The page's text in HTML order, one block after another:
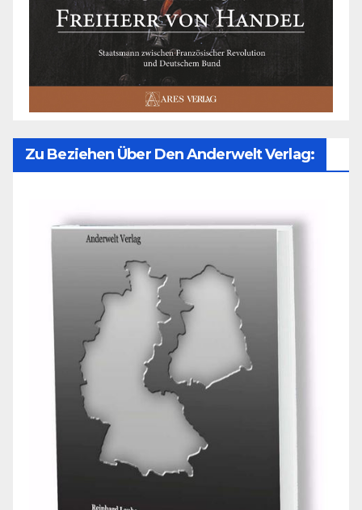
Zu Beziehen Über Den Anderwelt Verlag: